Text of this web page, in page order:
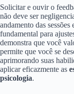
Solicitar e ouvir o
não deve ser
andamento das
fundamental para
demonstra que você
permite que você se
aprimorando suas
aplicar eficazmente as
psicologia.